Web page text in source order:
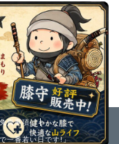
責事項
一番若い日です!」